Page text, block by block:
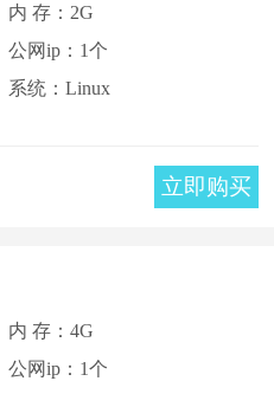
内 存：2G
公网ip：1个
系统：Linux
立即购买
内 存：4G
公网ip：1个